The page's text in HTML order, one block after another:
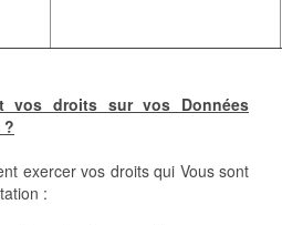
vos droits sur vos Données
?
exercer vos droits qui Vous sont
: